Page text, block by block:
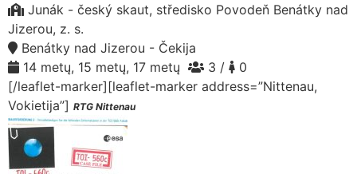
Junák - český skaut, středisko Povodeň Benátky nad
Jizerou, z. s.
Benátky nad Jizerou - Čekija
14 metų, 15 metų, 17 metų
3 /
0
[/leaflet-marker][leaflet-marker address=”Nittenau,
Vokietija”] RTG Nittenau